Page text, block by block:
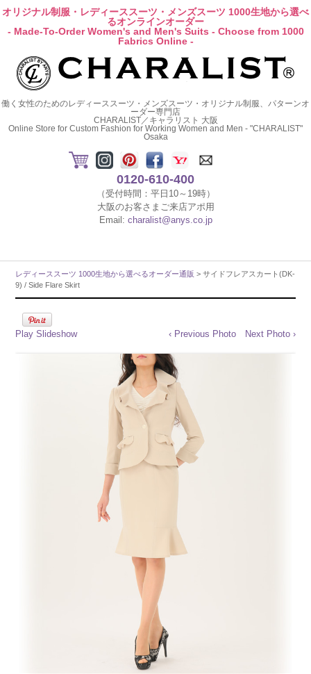
オリジナル制服・レディーススーツ・メンズスーツ 1000生地から選べ
るオンラインオーダー
- Made-To-Order Women's and Men's Suits - Choose from 1000
Fabrics Online -
働く女性のためのレディーススーツ・メンズスーツ・オリジナル制服、パターンオ
ーダー専門店
CHARALIST／キャラリスト 大阪
Online Store for Custom Fashion for Working Women and Men - "CHARALIST"
Osaka
0120-610-400
（受付時間：平日10～19時）
大阪のお客さまご来店アポ用
Email: charalist@anys.co.jp
レディーススーツ 1000生地から選べるオーダー通販 > サイドフレアスカート(DK-
9) / Side Flare Skirt
Play Slideshow ‹ Previous Photo Next Photo ›